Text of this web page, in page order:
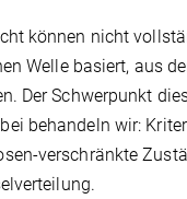
können nicht
Welle basiert, aus
Der Schwerpunkt
behandeln wir:
verschränkte